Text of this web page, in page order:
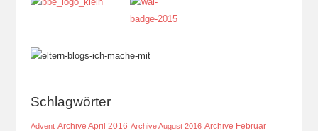
Schlagwörter
Advent Archive April 2016 Archive August 2016 Archive Februar